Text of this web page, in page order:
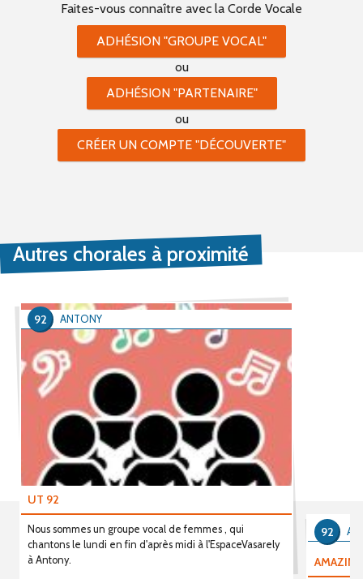
Faites-vous connaître avec la Corde Vocale
ADHÉSION "GROUPE VOCAL"
ou
ADHÉSION "PARTENAIRE"
ou
CRÉER UN COMPTE "DÉCOUVERTE"
Autres chorales à proximité
UT 92
Nous sommes un groupe vocal de femmes , qui
chantons le lundi en fin d'après midi à l'EspaceVasarely
à Antony.
ANTONY
92
92